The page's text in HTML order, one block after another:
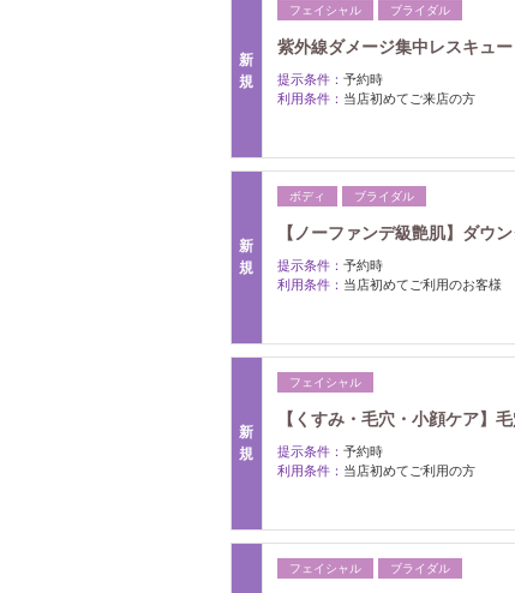
新
規
フェイシャル ブライダル
紫外線ダメージ集中レスキュ
提示条件： 予約時
利用条件： 当店初めてご来店の方
新
規
ボディ ブライダル
【ノーファンデ級艶肌】ダウ
提示条件： 予約時
利用条件： 当店初めてご利用のお客様
新
規
フェイシャル
【くすみ・毛穴・小顔ケア】
提示条件： 予約時
利用条件： 当店初めてご利用の方
フェイシャル ブライダル